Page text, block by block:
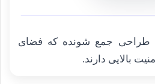
طراحی جمع شونده که فضای
بالایی دارند.